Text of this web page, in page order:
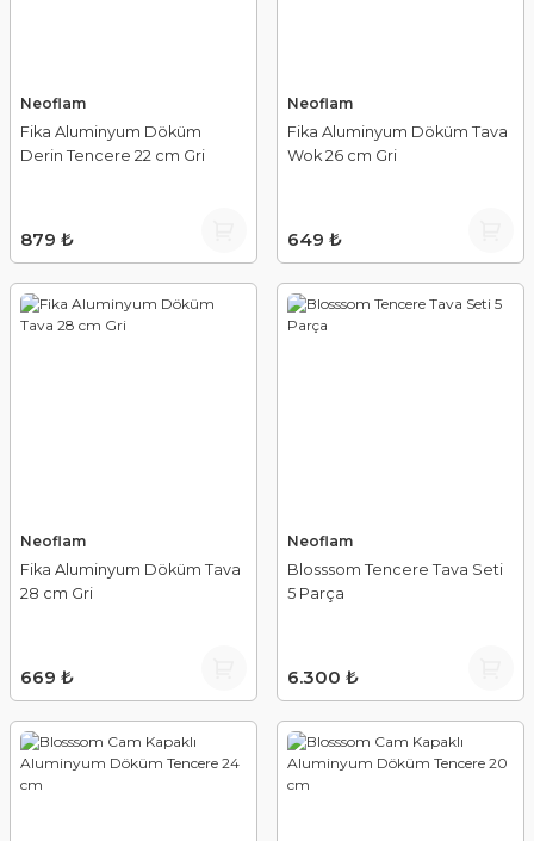
Neoflam
Fika Aluminyum Döküm
Derin Tencere 22 cm Gri
879 ₺
Neoflam
Fika Aluminyum Döküm Tava
Wok 26 cm Gri
649 ₺
Neoflam
Fika Aluminyum Döküm Tava
28 cm Gri
669 ₺
Neoflam
Blosssom Tencere Tava Seti
5 Parça
6.300 ₺